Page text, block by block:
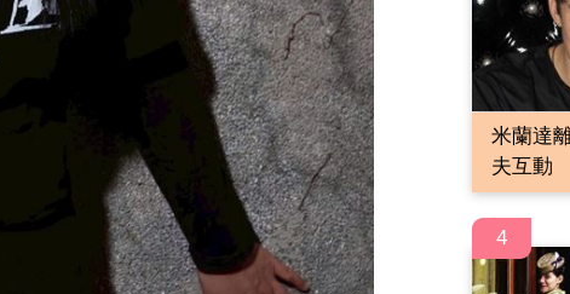
米蘭達
夫互動
4